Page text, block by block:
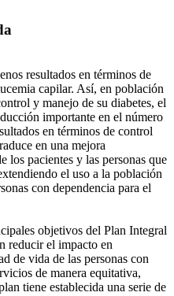
resultados en términos de
capilar. Así, en población
y manejo de su diabetes, el
importante en el número
en términos de control
en una mejora
los pacientes y las personas que
el uso a la población
con dependencia para el
objetivos del Plan Integral
reducir el impacto en
de vida de las personas con
de manera equitativa,
tiene establecida una serie de